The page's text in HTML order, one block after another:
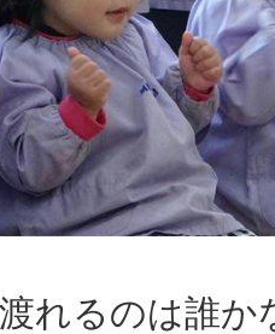
れるのは誰か